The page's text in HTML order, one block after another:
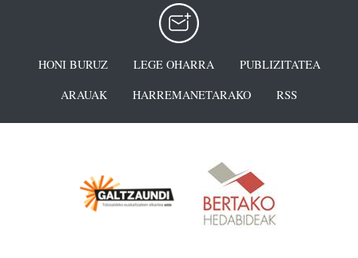
HONI BURUZ LEGE OHARRA
PUBLIZITATEA
ARAUAK
HARREMANETARAKO RSS